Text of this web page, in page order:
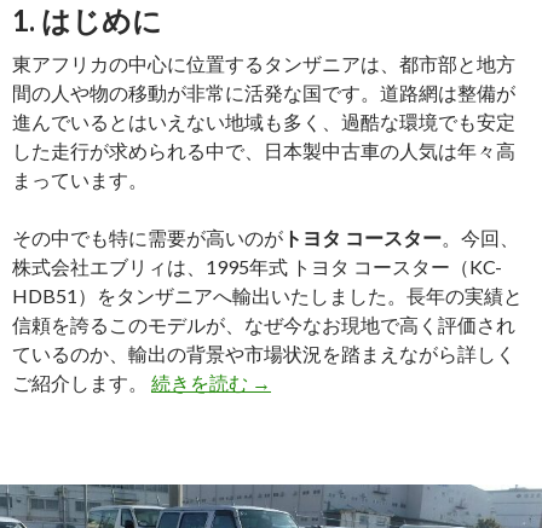
レ
ス
タ
ー
を
輸
出
し
ま
1. はじめに
東アフリカの中心に位置するタンザニアは、都市部と地方
間の人や物の移動が非常に活発な国です。道路網は整備が
進んでいるとはいえない地域も多く、過酷な環境でも安定
した走行が求められる中で、日本製中古車の人気は年々高
まっています。
その中でも特に需要が高いのが トヨタ コースター。今回、
株式会社エブリィは、1995年式 トヨタ コースター（KC-
HDB51）をタンザニアへ輸出いたしました。長年の実績と
信頼を誇るこのモデルが、なぜ今なお現地で高く評価され
ているのか、輸出の背景や市場状況を踏まえながら詳しく
ご紹介します。 続きを読む タ
ア
→